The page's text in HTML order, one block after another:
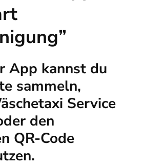
App kannst du
sammeln,
Service
den
QR-Code